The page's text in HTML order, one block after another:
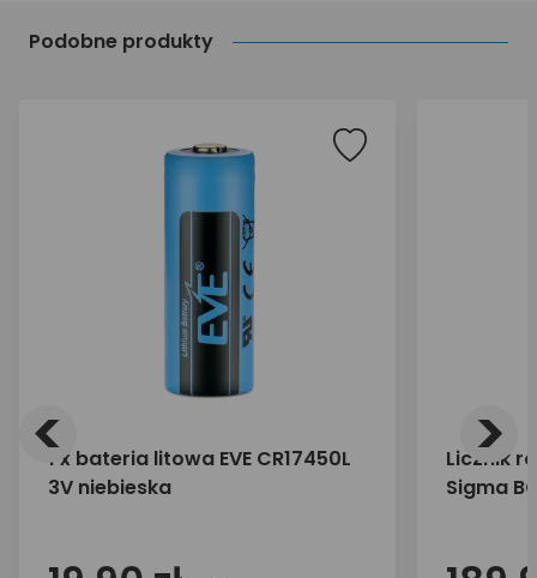
Podobne produkty
1 x bateria litowa EVE CR17450L
3V niebieska
Licznik
Sigma
< >